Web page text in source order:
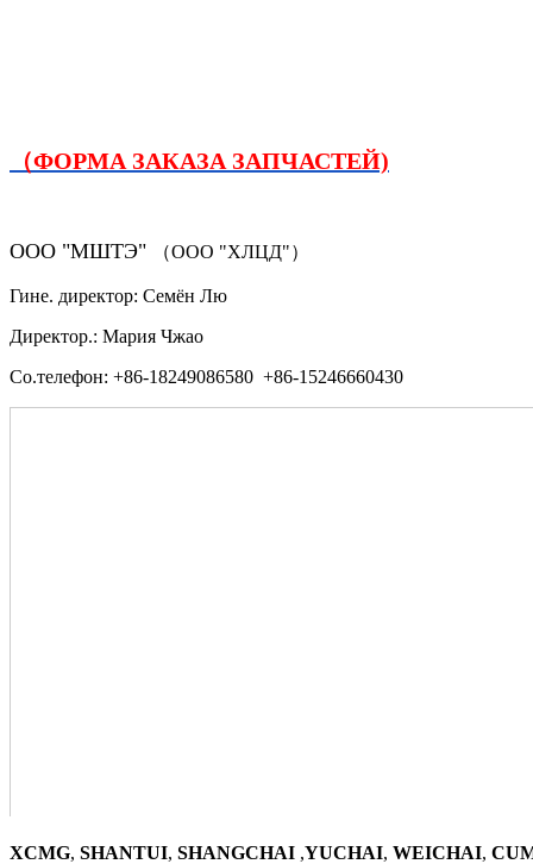
（ФОРМА ЗАКАЗА ЗАПЧАСТЕЙ)
ООО "МШТЭ" （ООО "ХЛЦД"）
Гине. директор: Семён Лю
Директор.: Мария Чжао
Со.телефон: +86-18249086580 +86-15246660430
XCMG, SHANTUI, SHANGCHAI ,YUCHAI, WEICHAI,